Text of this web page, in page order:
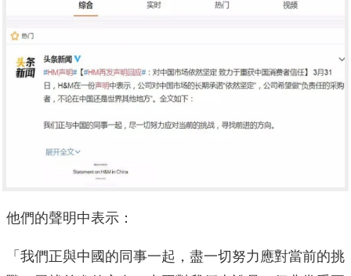
他們的聲明中表示：
「我們正與中國的同事一起，盡一切努力應對當前的挑